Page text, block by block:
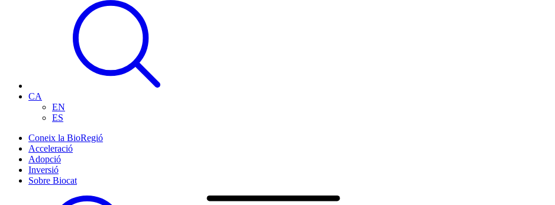
CA
EN
ES
Coneix la BioRegió
Acceleració
Adopció
Inversió
Sobre Biocat